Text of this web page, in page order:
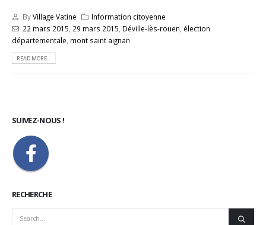
ByVillage Vatine
Information citoyenne
22 mars 2015, 29 mars 2015, Déville-lès-rouen, élection
départementale, mont saint aignan
READ MORE...
SUIVEZ-NOUS !
RECHERCHE